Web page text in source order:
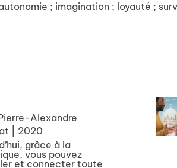
; imagination ; loyauté ;
Alexandre
| 2020
grâce à la
vous pouvez
et connecter toute